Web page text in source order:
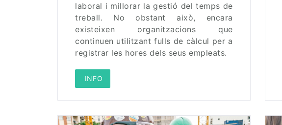
laboral i millorar la gestió del temps de
treball. No obstant això, encara
existeixen organitzacions que
continuen utilitzant fulls de càlcul per a
registrar les hores dels seus empleats.
INFO